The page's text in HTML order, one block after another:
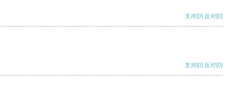
支持[0] 反对[0]
支持[0] 反对[0]